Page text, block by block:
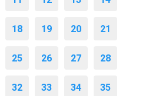
18 19 20 21
25 26 27 28
32 33 34 35